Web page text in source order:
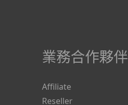
業務合作夥伴
Affiliate
Reseller